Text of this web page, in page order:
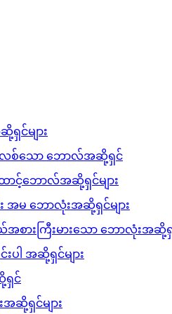
င်များ
စ်သော ဘောလ်အဆို့ရှင်
ာင့်ဘောလ်အဆို့ရှင်များ
အမ ဘောလုံးအဆို့ရှင်များ
စားကြီးမားသော ဘောလုံးအဆို့
းပါ အဆို့ရှင်များ
င်
အဆို့ရှင်များ